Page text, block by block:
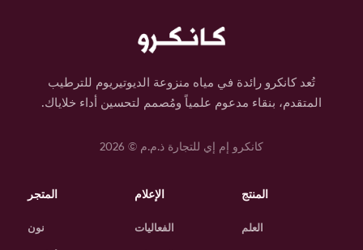
تُعد كانكرو رائدة في مياه منزوعة الديوتيريوم للترطيب
المتقدم، بنقاء مدعوم علمياً ومُصمم لتحسين أداء خلاياك.
كانكرو إم إي للتجارة ذ.م.م © 2026
المنتج
العلم
الإعلام
الفعاليات
المتجر
نون